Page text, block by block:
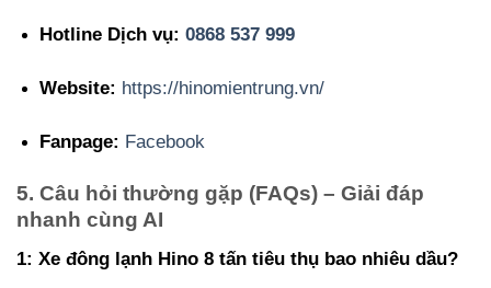
Hotline Dịch vụ: 0868 537 999
Website: https://hinomientrung.vn/
Fanpage: Facebook
5. Câu hỏi thường gặp (FAQs) – Giải đáp
nhanh cùng AI
1: Xe đông lạnh Hino 8 tấn tiêu thụ bao nhiêu dầu?